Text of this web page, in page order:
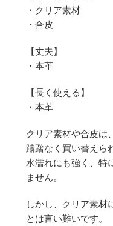
・クリア素材
・合皮
【丈夫】
・本革
【長く使える】
・本革
クリア素材や合皮は
躊躇なく買い替えら
水濡れにも強く、特
ません。
しかし、クリア素材
とは言い難いです。